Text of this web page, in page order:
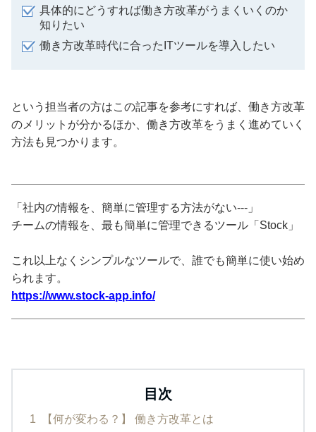
具体的にどうすれば働き方改革がうまくいくのか
知りたい
働き方改革時代に合ったITツールを導入したい
という担当者の方はこの記事を参考にすれば、働き方改革
のメリットが分かるほか、働き方改革をうまく進めていく
方法も見つかります。
「社内の情報を、簡単に管理する方法がない---」
チームの情報を、最も簡単に管理できるツール「Stock」
これ以上なくシンプルなツールで、誰でも簡単に使い始め
られます。
https://www.stock-app.info/
目次
1 【何が変わる？】 働き方改革とは